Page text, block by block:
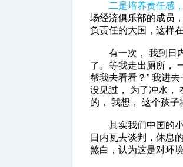
二是培养责任感，
场经济俱乐部的成员
负责任的大国，这样
有一次， 我到日内
了。等我走出厕所，
帮我去看看？” 我进
没见过， 为了冲水，
的， 我想， 这个孩子
其实我们中国的小
日内瓦去谈判，休息
煞白，认为这是对环